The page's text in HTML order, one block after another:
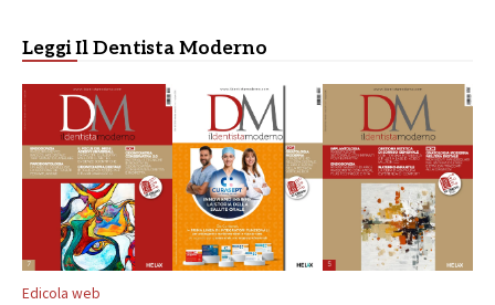
Leggi Il Dentista Moderno
Edicola web